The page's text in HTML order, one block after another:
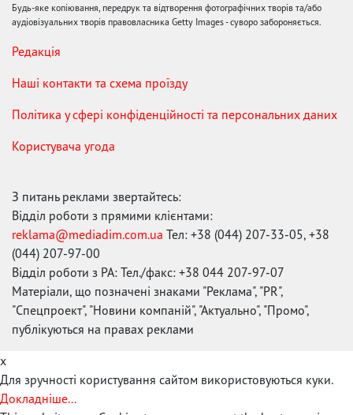
Будь-яке копіювання, передрук та відтворення фотографічних творів та/або
аудіовізуальних творів правовласника Getty Images - суворо забороняється.
Редакція
Наші контакти та схема проїзду
Політика у сфері конфіденційності та персональних даних
Користувача угода
З питань реклами звертайтесь:
Відділ роботи з прямими клієнтами:
reklama@mediadim.com.ua Тел: +38 (044) 207-33-05, +38
(044) 207-97-00
Відділ роботи з РА: Тел./факс: +38 044 207-97-07
Матеріали, що позначені знаками "Реклама", "PR",
"Спецпроект", "Новини компаній", "Актуально", "Промо",
публікуються на правах реклами
x
Для зручності користування сайтом використовуються куки.
Докладніше...